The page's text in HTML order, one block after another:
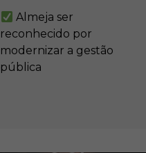
Almeja ser
reconhecido por
modernizar a gestão
pública